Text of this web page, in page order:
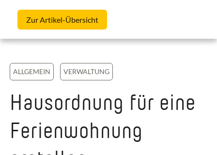
Zur Artikel-Übersicht
ALLGEMEIN VERWALTUNG
Hausordnung für eine
Ferienwohnung